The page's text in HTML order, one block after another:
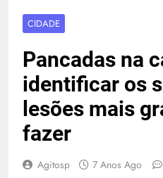
CIDADE
Pancadas na
identificar os
lesões mais
fazer
Agitosp 7 Anos Ago